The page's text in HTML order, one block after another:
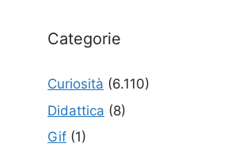
Categorie
Curiosità (6.110)
Didattica (8)
Gif (1)